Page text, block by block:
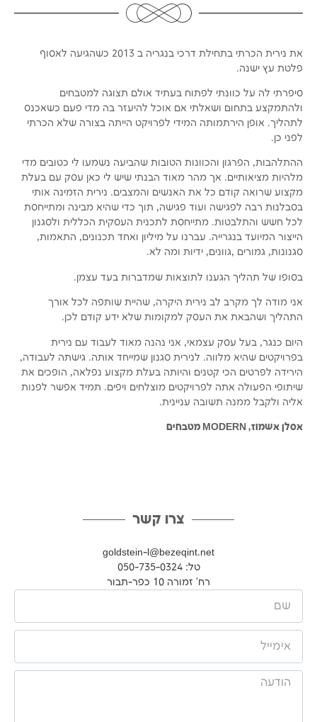
את נירית הכרתי בתחילת דרכי בנגריה ב 2013 כשהגיעה לאסוף
פלטת עץ ישנה.
סיפרתי לה על כוונתי לפתוח בעתיד אולם תצוגה למטבחים
ולהתמקצע בתחום ושאלתי אם אוכל להיעזר בה מדי פעם כשאכנס
לתהליך. אופן הירתמותה המידי לפרויקט הייתה בצורה שלא הכרתי
לפני כן.
ההתלהבות, הפרגון והכוונות הטובות שהביעה נשמעו לי כטובים מדי
מלהיות מציאותיים. אך מהר מאוד הבנתי שיש לי כאן עסק עם בעלת
מקצוע שרואה קודם כל את האנשים והמצבים. נירית הזמינה אותי
בסבלנות רבה לפגישה ועוד פגישה, תוך כדי שהיא מבינה ומתייחסת
לכל חשש והתלבטות. מתייחסת לתכנית העסקית הכללית ולסגנון
הייצור המיועד בנגרייה. עברנו על מיליון ואחד תכנונים, התאמות,
סגנונות, גמורים ,גוונים, ידיות ומה לא.
בסופו של תהליך הגענו לתוצאות שמדברות בעד עצמן.
אני מודה לך מקרב לב נירית היקרה, שהיית שותפה לכל אורך
התהליך ושהבאת את העסק למקומות שלא ידע קודם לכן.
היום כנגר, בעל עסק עצמאי, אני נהנה מאוד לעבוד עם נירית
בפרויקטים שהיא מלווה. לנירית סגנון שמייחד אותה. גישתה לעבודה,
הירידה לפרטים הכי קטנים והיותה בעלת מקצוע נפלאה, הופכים את
שיתופי הפעולה אתה לפרויקטים מוצלחים ויפים. תמיד אפשר לפנות
אליה ולקבל ממנה תשובה עניינית.
אסלן אשמוז, MODERN מטבחים
צרו קשר
goldstein-l@bezeqint.net
טל: 050-735-0324
רח' זמורה 10 כפר-תבור